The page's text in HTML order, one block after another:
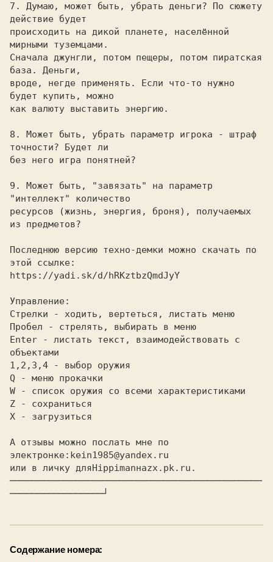
7. Думаю, может быть, убрать деньги? По сюжету
действие будет
происходить на дикой планете, населённой
мирными туземцами.
Сначала джунгли, потом пещеры, потом пиратская
база. Деньги,
вроде, негде применять. Если что-то нужно
будет купить, можно
как валюту выставить энергию.
8. Может быть, убрать параметр игрока - штраф
точности? Будет ли
без него игра понятней?
9. Может быть, "завязать" на параметр
"интеллект" количество
ресурсов (жизнь, энергия, броня), получаемых
из предметов?
Последнюю версию техно-демки можно скачать по
этой ссылке:
https://yadi.sk/d/hRKztbzQmdJyY
Управление:
Стрелки - ходить, вертеться, листать меню
Пробел - стрелять, выбирать в меню
Enter - листать текст, взаимодействовать с
объектами
1,2,3,4 - выбор оружия
Q - меню прокачки
W - список оружия со всеми характеристиками
Z - сохраниться
X - загрузиться
А отзывы можно послать мне по
электронке: kein1985@yandex.ru
или в личку дляHippimanнаzx.pk.ru.
──────────────────────────────────────────────
─────────────────┘
Содержание номера: